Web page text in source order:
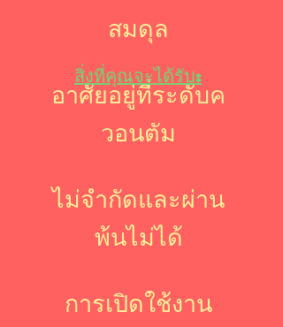
สมดุล
อาศัยอยู่ที่ระดับค
วอนตัม
ไม่จำกัดและผ่าน
พ้นไม่ได้
การเปิดใช้งาน
สิ่งที่คุณจะได้รับ: